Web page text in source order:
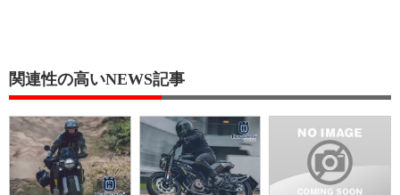
関連性の高いNEWS記事